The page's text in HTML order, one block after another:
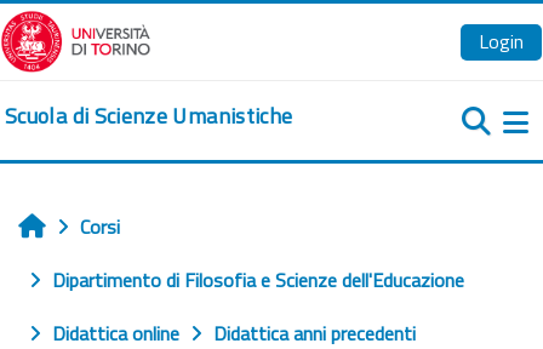
Vai al contenuto principale
Login
Scuola di Scienze Umanistiche
Home
Corsi
Dipartimento di Filosofia e Scienze dell'Educazione
Didattica online
Didattica anni precedenti